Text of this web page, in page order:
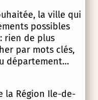
la ville qui
possibles
rien de plus
par mots clés,
département…
la Région Ile-de-